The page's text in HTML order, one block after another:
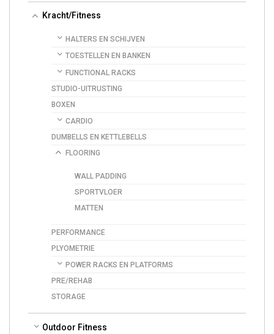
Kracht/Fitness
HALTERS EN SCHIJVEN
TOESTELLEN EN BANKEN
FUNCTIONAL RACKS
STUDIO-UITRUSTING
BOXEN
CARDIO
DUMBELLS EN KETTLEBELLS
FLOORING
WALL PADDING
SPORTVLOER
MATTEN
PERFORMANCE
PLYOMETRIE
POWER RACKS EN PLATFORMS
PRE/REHAB
STORAGE
Outdoor Fitness